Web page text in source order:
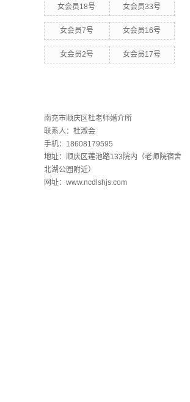
女会员18号 女会员33号
女会员7号 女会员16号
女会员2号 女会员17号
南充市顺庆区杜老师婚介所
联系人：杜淑会
手机：18608179595
地址：顺庆区莲池路133院内（老师院宿舍
北湖公园附近）
网址：www.ncdlshjs.com